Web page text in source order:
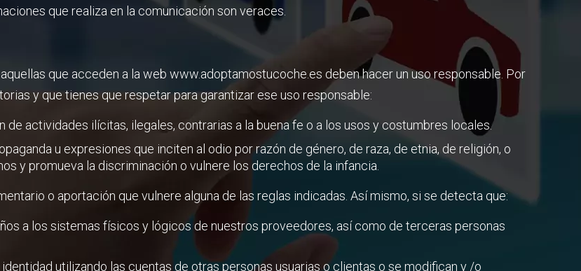
que realiza en la comunicación son veraces.
que acceden a la web www.adoptamostucoche.es deben hacer un uso responsable. Por
y que tienes que respetar para garantizar ese uso responsable:
de actividades ilícitas, ilegales, contrarias a la buena fe o a los usos y costumbres locales.
u expresiones que inciten al odio por razón de género, de raza, de etnia, de religión, o
y promueva la discriminación o vulnere los derechos de la infancia.
o aportación que vulnere alguna de las reglas indicadas. Así mismo, si se detecta que:
a los sistemas físicos y lógicos de nuestros proveedores, así como de terceras personas
utilizando las cuentas de otras personas usuarias o clientas o se modifican y /o